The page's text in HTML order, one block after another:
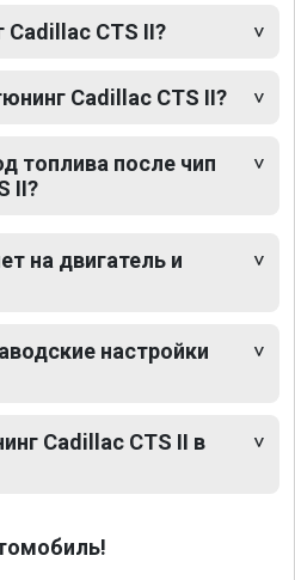
Cadillac CTS II?
Cadillac CTS II?
топлива после чип
II?
на двигатель и
настройки
Cadillac CTS II в